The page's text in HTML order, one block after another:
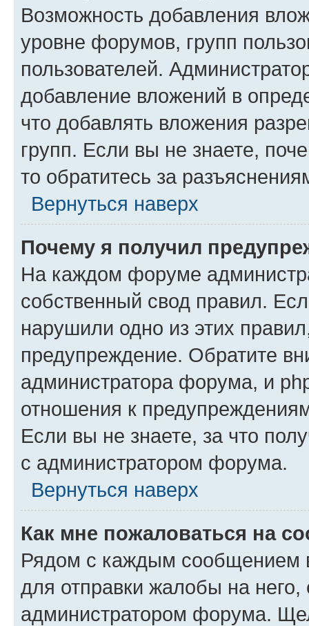
Возможность добавления
уровне форумов, групп
пользователей.
добавление вложений в
что добавлять вложения
групп. Если вы не знаете,
то обратитесь за
Вернуться наверх
Почему я получил
На каждом форуме
собственный свод правил.
нарушили одно из этих
предупреждение. Обратите
администратора форума, и
отношения к
Если вы не знаете, за что
с администратором форума.
Вернуться наверх
Как мне пожаловаться на
Рядом с каждым сообщением
для отправки жалобы на
администратором форума.